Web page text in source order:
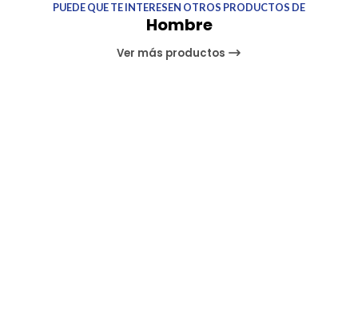
PUEDE QUE TE INTERESEN OTROS PRODUCTOS DE
Hombre
Ver más productos